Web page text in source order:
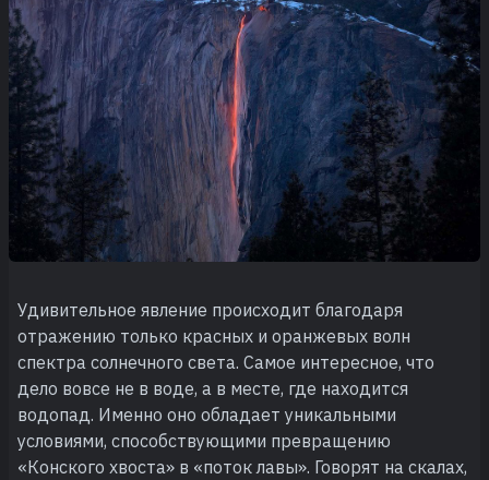
Удивительное явление происходит благодаря
отражению только красных и оранжевых волн
спектра солнечного света. Самое интересное, что
дело вовсе не в воде, а в месте, где находится
водопад. Именно оно обладает уникальными
условиями, способствующими превращению
«Конского хвоста» в «поток лавы». Говорят на скалах,